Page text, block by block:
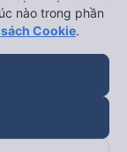
nào trong phần
Cookie.